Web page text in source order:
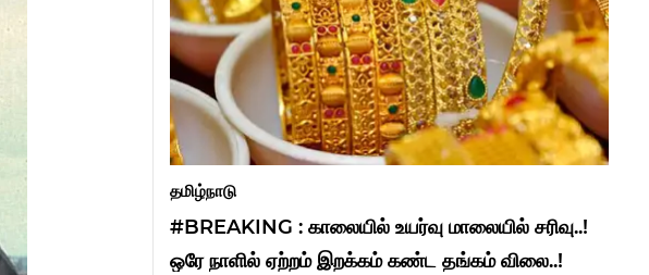
தமிழ்நாடு
#BREAKING : காலையில் உயர்வு மாலையில் சரிவு..!
ஒரே நாளில் ஏற்றம் இறக்கம் கண்ட தங்கம் விலை..!